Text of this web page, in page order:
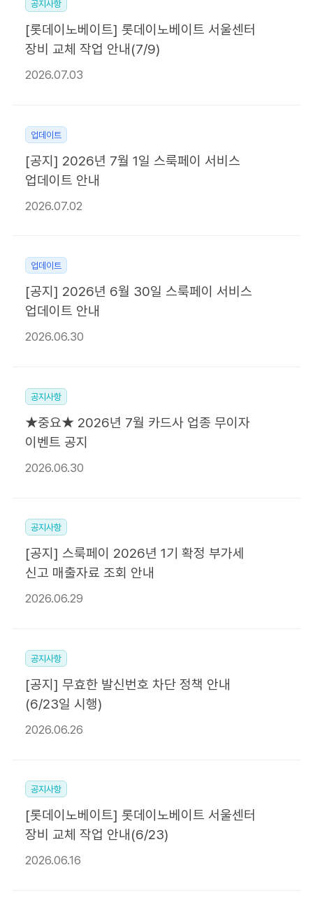
공지사항
[롯데이노베이트] 롯데이노베이트 서울센터
장비 교체 작업 안내(7/9)
2026.07.03
업데이트
[공지] 2026년 7월 1일 스룩페이 서비스
업데이트 안내
2026.07.02
업데이트
[공지] 2026년 6월 30일 스룩페이 서비스
업데이트 안내
2026.06.30
공지사항
★중요★ 2026년 7월 카드사 업종 무이자
이벤트 공지
2026.06.30
공지사항
[공지] 스룩페이 2026년 1기 확정 부가세
신고 매출자료 조회 안내
2026.06.29
공지사항
[공지] 무효한 발신번호 차단 정책 안내
(6/23일 시행)
2026.06.26
공지사항
[롯데이노베이트] 롯데이노베이트 서울센터
장비 교체 작업 안내(6/23)
2026.06.16